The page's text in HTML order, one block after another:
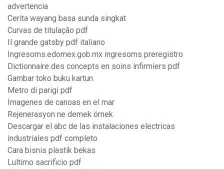
advertencia
Cerita wayang basa sunda singkat
Curvas de titulação pdf
Il grande gatsby pdf italiano
Ingresoms.edomex.gob.mx ingresoms preregistro
Dictionnaire des concepts en soins infirmiers pdf
Gambar toko buku kartun
Metro di parigi pdf
Imagenes de canoas en el mar
Rejenerasyon ne demek örnek
Descargar el abc de las instalaciones electricas
industriales pdf completo
Cara bisnis plastik bekas
Lultimo sacrificio pdf